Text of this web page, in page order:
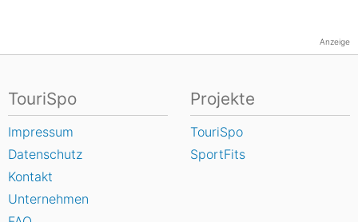
Anzeige
TouriSpo
Impressum
Datenschutz
Kontakt
Unternehmen
Projekte
TouriSpo
SportFits